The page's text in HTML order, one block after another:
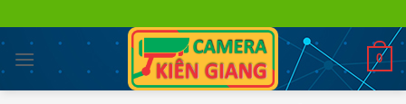
to
content
0